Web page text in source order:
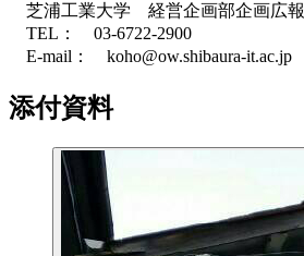
芝浦工業大学 経営企画部企画広
TEL： 03-6722-2900
E-mail： koho@ow.shibaura-it.ac.jp
添付資料